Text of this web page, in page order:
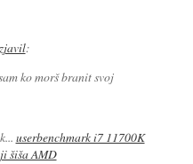
:
ko morš branit svoj
userbenchmark i7 11700K
šiša AMD